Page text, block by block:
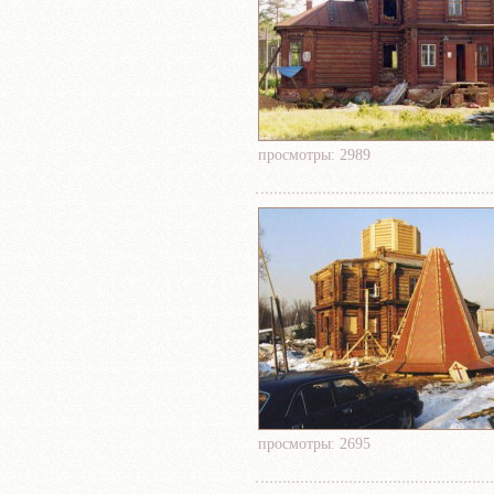
просмотры: 2989
просмотры: 2695